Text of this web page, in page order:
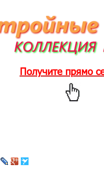
Получите прямо